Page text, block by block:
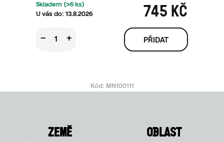
745 KČ
Skladem (>6 ks)
13.8.2026
+
−
Kód: MN100111
ZEMĚ OBLAST